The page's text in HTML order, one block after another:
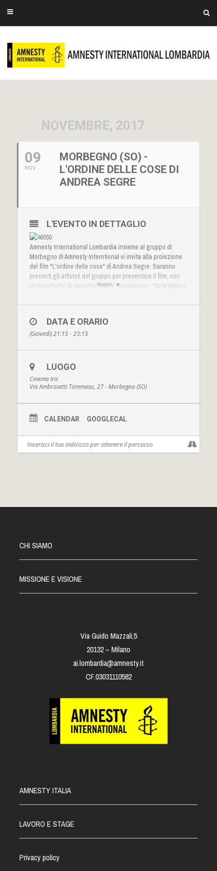
NOVEMBRE, 2017
09
NOV
MORBEGNO (SO) -
L'ORDINE DELLE COSE DI
ANDREA SEGRE
more
L'EVENTO IN DETTAGLIO
Amnesty International Lombardia insieme al gruppo di
Morbegno di Amnesty Interntional vi invita alla proiezione
del film "L'ordine delle cose" di Andrea Segre. Saranno
presenti gli attivisti del gruppo per presentare il film, con
un banchetto di raccolta firme e informazioni. "Se la legge e
sovvertireL'ordine delle cose? La domanda tormenta il
Ministero degli Interni italiano specializzato in missioni
internazionali contro l’immigrazione clandestina. A lui viene
profonde tensioni intestine, la Libia post-Gheddafi, con gli
DATA E ORARIO
(Giovedì) 21:15 - 23:15
LUOGO
Cinema Iris
Via Ambrosetti Tommaso, 27 - Morbegno (SO)
CALENDAR GOOGLECAL
CHI SIAMO
MISSIONE E VISIONE
Via Guido Mazzali,5
20132 – Milano
ai.lombardia@amnesty.it
CF.03031110582
AMNESTY ITALIA
LAVORO E STAGE
Privacy policy